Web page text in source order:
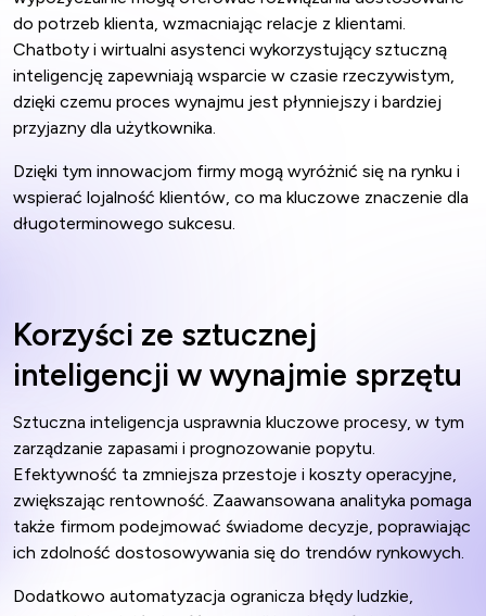
do potrzeb klienta, wzmacniając relacje z klientami.
Chatboty i wirtualni asystenci wykorzystujący sztuczną
inteligencję zapewniają wsparcie w czasie rzeczywistym,
dzięki czemu proces wynajmu jest płynniejszy i bardziej
przyjazny dla użytkownika.
Dzięki tym innowacjom firmy mogą wyróżnić się na rynku i
wspierać lojalność klientów, co ma kluczowe znaczenie dla
długoterminowego sukcesu.
Korzyści ze sztucznej
inteligencji w wynajmie sprzętu
Sztuczna inteligencja usprawnia kluczowe procesy, w tym
zarządzanie zapasami i prognozowanie popytu.
Efektywność ta zmniejsza przestoje i koszty operacyjne,
zwiększając rentowność. Zaawansowana analityka pomaga
także firmom podejmować świadome decyzje, poprawiając
ich zdolność dostosowywania się do trendów rynkowych.
Dodatkowo automatyzacja ogranicza błędy ludzkie,